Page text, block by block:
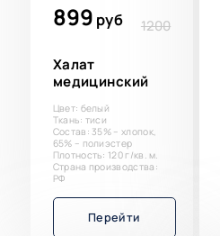
899 руб 1200
Халат
медицинский
Цвет: белый
Ткань: тиси
Состав: 35% – хлопок,
65% – полиэстер
Плотность: 120 г/кв. м.
Страна производства:
РФ
Перейти